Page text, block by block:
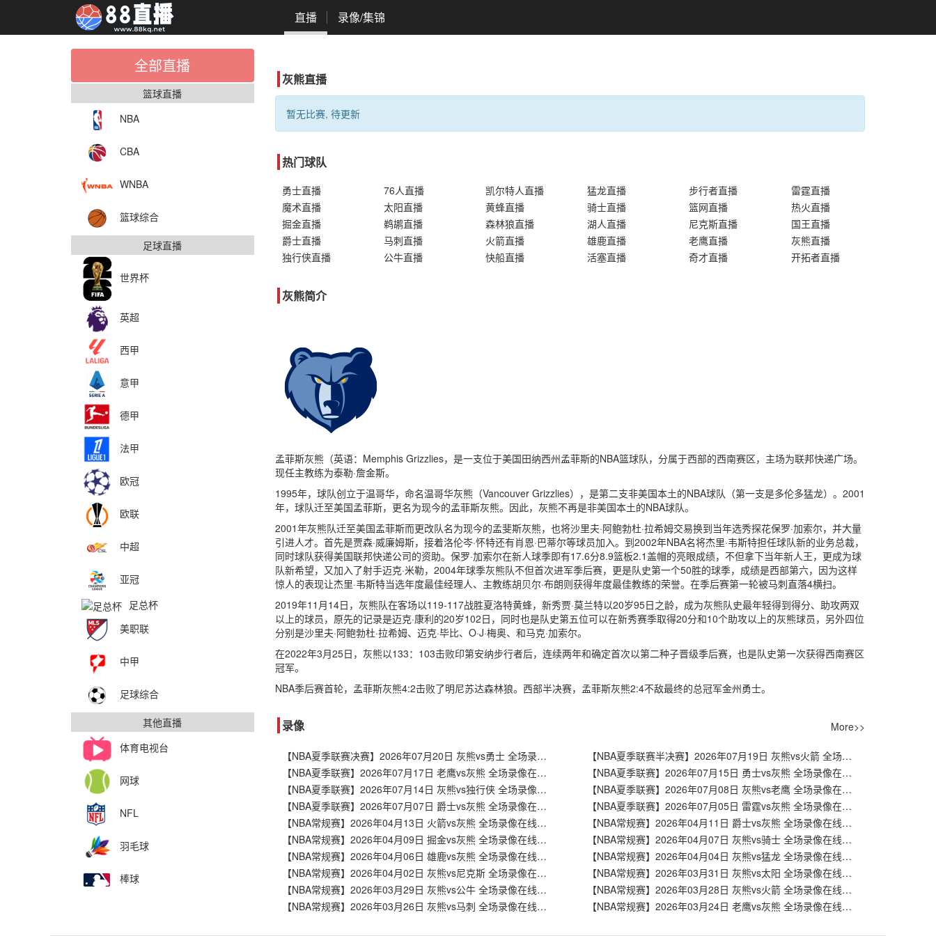
直播 录像/集锦
全部直播
篮球直播
NBA
CBA
WNBA
篮球综合
足球直播
世界杯
英超
西甲
意甲
德甲
法甲
欧冠
欧联
中超
亚冠
足总杯
美职联
中甲
足球综合
其他直播
体育电视台
网球
NFL
羽毛球
棒球
灰熊直播
暂无比赛, 待更新
热门球队
勇士直播 76人直播 凯尔特人直播 猛龙直播 步行者直播
雷霆直播
魔术直播
太阳直播 黄蜂直播 骑士直播 篮网直播
热火直播
掘金直播
鹈鹕直播 森林狼直播 湖人直播 尼克斯直播
国王直播
爵士直播
马刺直播 火箭直播 雄鹿直播 老鹰直播
灰熊直播
独行侠直播
公牛直播 快船直播 活塞直播 奇才直播 开拓者直播
灰熊简介
孟菲斯灰熊（英语：Memphis Grizzlies，是一支位于美国田纳西州孟菲斯的NBA篮球队，分属于西部的西南赛区，主场为联邦快递广场。
现任主教练为泰勒·詹金斯。
1995年，球队创立于温哥华，命名温哥华灰熊（Vancouver Grizzlies），是第二支非美国本土的NBA球队（第一支是多伦多猛龙）。2001
年，球队迁至美国孟菲斯，更名为现今的孟菲斯灰熊。因此，灰熊不再是非美国本土的NBA球队。
2001年灰熊队迁至美国孟菲斯而更改队名为现今的孟斐斯灰熊，也将沙里夫·阿鲍勃杜·拉希姆交易换到当年选秀探花保罗·加索尔，并大量
引进人才。首先是贾森·威廉姆斯，接着洛伦岑·怀特还有肖恩·巴蒂尔等球员加入。到2002年NBA名将杰里·韦斯特担任球队新的业务总裁，
同时球队获得美国联邦快递公司的资助。保罗·加索尔在新人球季即有17.6分8.9篮板2.1盖帽的亮眼成绩，不但拿下当年新人王，更成为球
队新希望，又加入了射手迈克·米勒，2004年球季灰熊队不但首次进军季后赛，更是队史第一个50胜的球季，成绩是西部第六，因为这样
惊人的表现让杰里·韦斯特当选年度最佳经理人、主教练胡贝尔·布朗则获得年度最佳教练的荣誉。在季后赛第一轮被马刺直落4横扫。
2019年11月14日，灰熊队在客场以119-117战胜夏洛特黄蜂，新秀贾·莫兰特以20岁95日之龄，成为灰熊队史最年轻得到得分、助攻两双
以上的球员，原先的记录是迈克·康利的20岁102日，同时也是队史第五位可以在新秀赛季取得20分和10个助攻以上的灰熊球员，另外四位
分别是沙里夫·阿鲍勃杜·拉希姆、迈克·毕比、O·J·梅奥、和马克·加索尔。
在2022年3月25日，灰熊以133：103击败印第安纳步行者后，连续两年和确定首次以第二种子晋级季后赛，也是队史第一次获得西南赛区
冠军。
NBA季后赛首轮，孟菲斯灰熊4:2击败了明尼苏达森林狼。西部半决赛，孟菲斯灰熊2:4不敌最终的总冠军金州勇士。
录像 More>>
【NBA夏季联赛决赛】2026年07月20日 灰熊vs勇士 全场录像在线回放
【NBA夏季联赛半决赛】2026年07月19日 灰熊vs火箭 全场录像在线回放
【NBA夏季联赛】2026年07月17日 老鹰vs灰熊 全场录像在线回放
【NBA夏季联赛】2026年07月15日 勇士vs灰熊 全场录像在线回放
【NBA夏季联赛】2026年07月14日 灰熊vs独行侠 全场录像在线回放
【NBA夏季联赛】2026年07月08日 灰熊vs老鹰 全场录像在线回放
【NBA夏季联赛】2026年07月07日 爵士vs灰熊 全场录像在线回放
【NBA夏季联赛】2026年07月05日 雷霆vs灰熊 全场录像在线回放
【NBA常规赛】2026年04月13日 火箭vs灰熊 全场录像在线回放
【NBA常规赛】2026年04月11日 爵士vs灰熊 全场录像在线回放
【NBA常规赛】2026年04月09日 掘金vs灰熊 全场录像在线回放
【NBA常规赛】2026年04月07日 灰熊vs骑士 全场录像在线回放
【NBA常规赛】2026年04月06日 雄鹿vs灰熊 全场录像在线回放
【NBA常规赛】2026年04月04日 灰熊vs猛龙 全场录像在线回放
【NBA常规赛】2026年04月02日 灰熊vs尼克斯 全场录像在线回放
【NBA常规赛】2026年03月31日 灰熊vs太阳 全场录像在线回放
【NBA常规赛】2026年03月29日 灰熊vs公牛 全场录像在线回放
【NBA常规赛】2026年03月28日 灰熊vs火箭 全场录像在线回放
【NBA常规赛】2026年03月26日 灰熊vs马刺 全场录像在线回放
【NBA常规赛】2026年03月24日 老鹰vs灰熊 全场录像在线回放